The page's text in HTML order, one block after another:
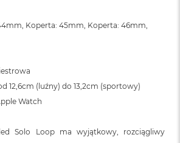
Koperta: 45mm, Koperta: 46mm,
12,6cm (luźny) do 13,2cm (sportowy)
Watch
Solo Loop ma wyjątkowy, rozciągliwy